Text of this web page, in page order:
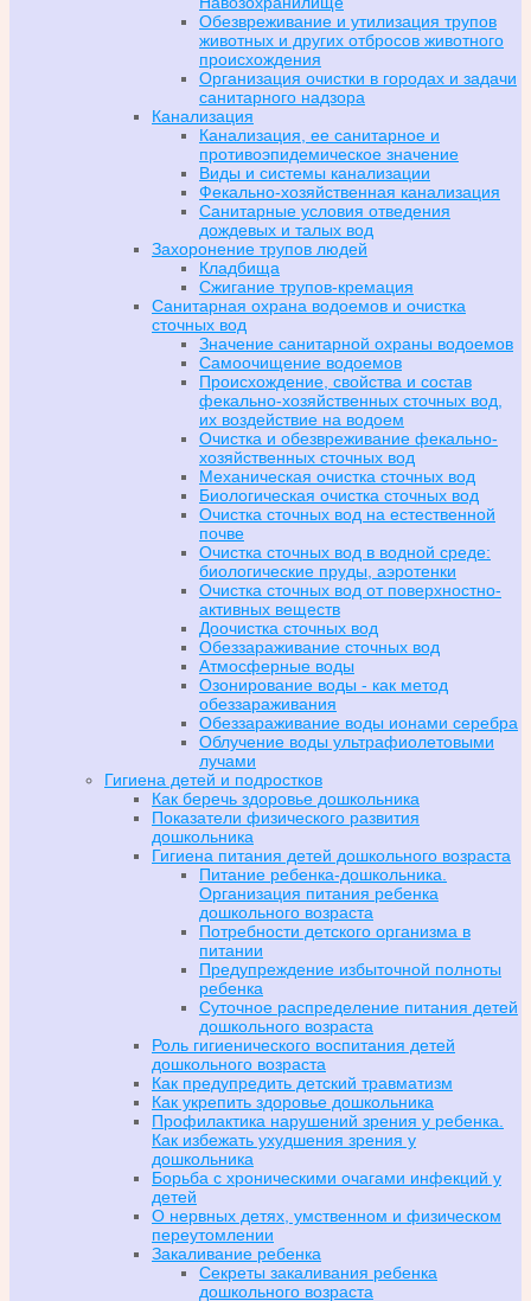
Обезвреживание и утилизация трупов
животных и других отбросов животного
происхождения
Организация очистки в городах и задачи
санитарного надзора
Канализация
Канализация, ее санитарное и
противоэпидемическое значение
Виды и системы канализации
Фекально-хозяйственная канализация
Санитарные условия отведения
дождевых и талых вод
Захоронение трупов людей
Кладбища
Сжигание трупов-кремация
Санитарная охрана водоемов и очистка
сточных вод
Значение санитарной охраны водоемов
Самоочищение водоемов
Происхождение, свойства и состав
фекально-хозяйственных сточных вод,
их воздействие на водоем
Очистка и обезвреживание фекально-
хозяйственных сточных вод
Механическая очистка сточных вод
Биологическая очистка сточных вод
Очистка сточных вод на естественной
почве
Очистка сточных вод в водной среде:
биологические пруды, аэротенки
Очистка сточных вод от поверхностно-
активных веществ
Доочистка сточных вод
Обеззараживание сточных вод
Атмосферные воды
Озонирование воды - как метод
обеззараживания
Обеззараживание воды ионами серебра
Облучение воды ультрафиолетовыми
лучами
Гигиена детей и подростков
Как беречь здоровье дошкольника
Показатели физического развития
дошкольника
Гигиена питания детей дошкольного возраста
Питание ребенка-дошкольника.
Организация питания ребенка
дошкольного возраста
Потребности детского организма в
питании
Предупреждение избыточной полноты
ребенка
Суточное распределение питания детей
дошкольного возраста
Роль гигиенического воспитания детей
дошкольного возраста
Как предупредить детский травматизм
Как укрепить здоровье дошкольника
Профилактика нарушений зрения у ребенка.
Как избежать ухудшения зрения у
дошкольника
Борьба с хроническими очагами инфекций у
детей
О нервных детях, умственном и физическом
переутомлении
Закаливание ребенка
Секреты закаливания ребенка
дошкольного возраста